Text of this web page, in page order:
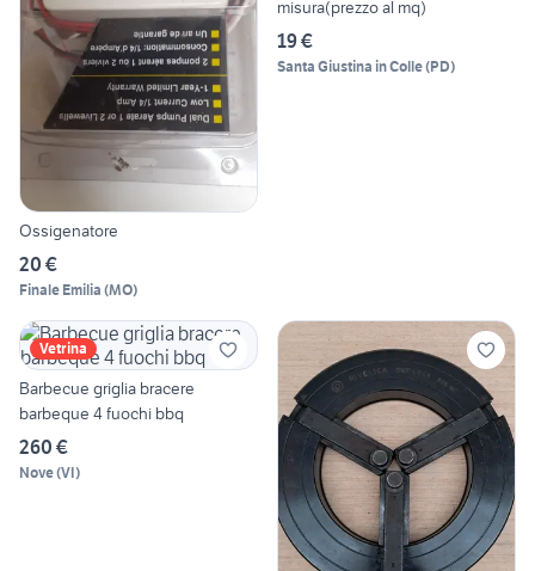
Ossigenatore
20 €
Finale Emilia (MO)
misura(prezzo al mq)
19 €
Santa Giustina in Colle(PD)
Vetrina
Barbecue griglia bracere
barbeque 4 fuochi bbq
260 €
Nove(VI)